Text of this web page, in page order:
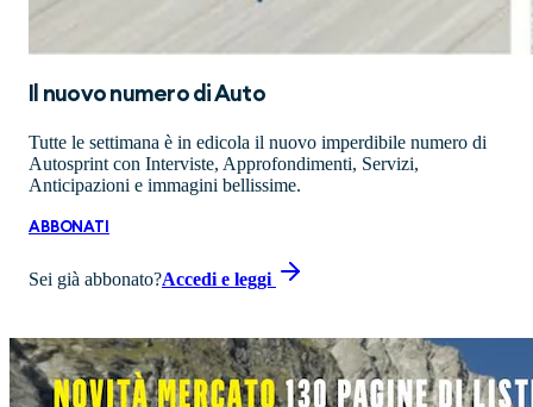
Il nuovo numero diAuto
Tutte le settimana è in edicola il nuovo imperdibile numero di
Autosprint con Interviste, Approfondimenti, Servizi,
Anticipazioni e immagini bellissime.
ABBONATI
Sei già abbonato?Accedi e leggi